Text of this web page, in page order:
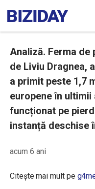
Analiză. Ferma
de Liviu Dragnea,
a primit peste 1,7
europene în ultimii
funcționat pe
instanță deschise
acum 6 ani
Citește mai mult pe